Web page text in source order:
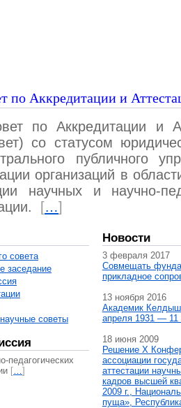
по Аккредитации и
по Аккредитации и
со статусом
публичного
организаций в
научных и научно-
[…]
совета
заседание
советы
педагогических
[…]
Новости
3 февраля 2017
Совмещать
прикладное
13 ноября 2016
Академик
апреля 1931 — 11
18 июня 2009
Решение X
ассоциации
аттестации
кадров высшей
2009 г.,
пуща»,